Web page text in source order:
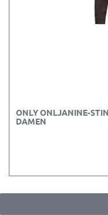
ONLY ONLJANINE-
DAMEN